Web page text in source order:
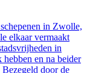
in Zwolle,
elkaar vermaakt
in
en na beider
door de